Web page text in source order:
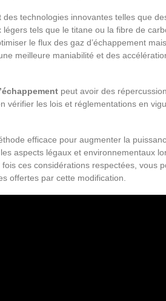
technologies innovantes telles que
tels que le titane ou la fibre de
le flux des gaz d’échappement
meilleure maniabilité et des
peut avoir des
vérifier les lois et réglementations en
efficace pour augmenter la
aspects légaux et environnementaux
ces considérations respectées, vous
offertes par cette modification.